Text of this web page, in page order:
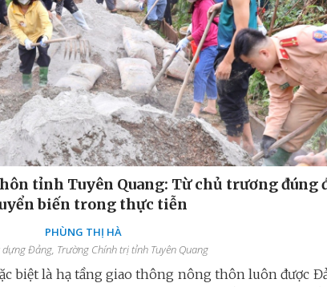
tỉnh Tuyên Quang: Từ chủ trương đúng
biến trong thực tiễn
PHÙNG THỊ HÀ
dựng Đảng, Trường Chính trị tỉnh Tuyên Quang
biệt là hạ tầng giao thông nông thôn luôn được